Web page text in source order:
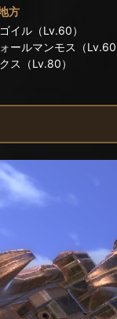
方
イル（Lv.60）
ールマンモス（Lv.60
ス（Lv.80）